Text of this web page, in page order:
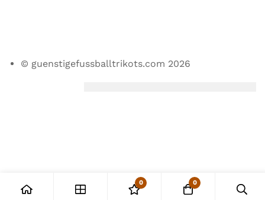
© guenstigefussballtrikots.com 2026
0 0